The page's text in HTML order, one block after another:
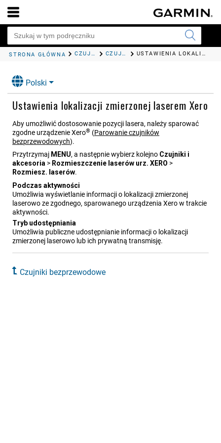
STRONA GŁÓWNA CZUJNIKI I AKCESORIA CZUJNIKI BEZPRZEWODOWE USTAWIENIA LOKALIZACJI ZMIERZONEJ LASEREM XERO
Polski
Ustawienia lokalizacji zmierzonej laserem Xero
Aby umożliwić dostosowanie pozycji lasera, należy sparować
zgodne urządzenie Xero® (Parowanie czujników
bezprzewodowych).
Przytrzymaj MENU, a następnie wybierz kolejno Czujniki i
akcesoria > Rozmieszczenie laserów urz. XERO >
Rozmiesz. laserów.
Podczas aktywności
Umożliwia wyświetlanie informacji o lokalizacji zmierzonej
laserowo ze zgodnego, sparowanego urządzenia Xero w trakcie
aktywności.
Tryb udostępniania
Umożliwia publiczne udostępnianie informacji o lokalizacji
zmierzonej laserowo lub ich prywatną transmisję.
Czujniki bezprzewodowe